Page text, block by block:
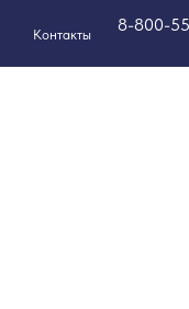
8-800-550-34-40
Telegram